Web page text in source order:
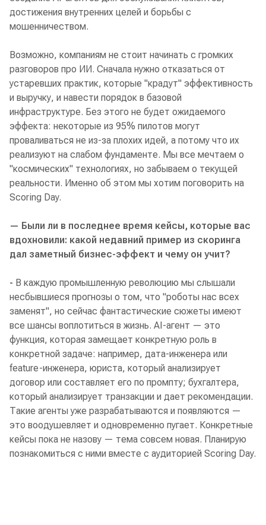
достижения внутренних целей и борьбы с
мошенничеством.
Возможно, компаниям не стоит начинать с громких
разговоров про ИИ. Сначала нужно отказаться от
устаревших практик, которые "крадут" эффективность
и выручку, и навести порядок в базовой
инфраструктуре. Без этого не будет ожидаемого
эффекта: некоторые из 95% пилотов могут
проваливаться не из‑за плохих идей, а потому что их
реализуют на слабом фундаменте. Мы все мечтаем о
"космических" технологиях, но забываем о текущей
реальности. Именно об этом мы хотим поговорить на
Scoring Day.
— Были ли в последнее время кейсы, которые вас
вдохновили: какой недавний пример из скоринга
дал заметный бизнес-эффект и чему он учит?
- В каждую промышленную революцию мы слышали
несбывшиеся прогнозы о том, что "роботы нас всех
заменят", но сейчас фантастические сюжеты имеют
все шансы воплотиться в жизнь. AI-агент — это
функция, которая замещает конкретную роль в
конкретной задаче: например, дата-инженера или
feature-инженера, юриста, который анализирует
договор или составляет его по промпту; бухгалтера,
который анализирует транзакции и дает рекомендации.
Такие агенты уже разрабатываются и появляются —
это воодушевляет и одновременно пугает. Конкретные
кейсы пока не назову — тема совсем новая. Планирую
познакомиться с ними вместе с аудиторией Scoring Day.